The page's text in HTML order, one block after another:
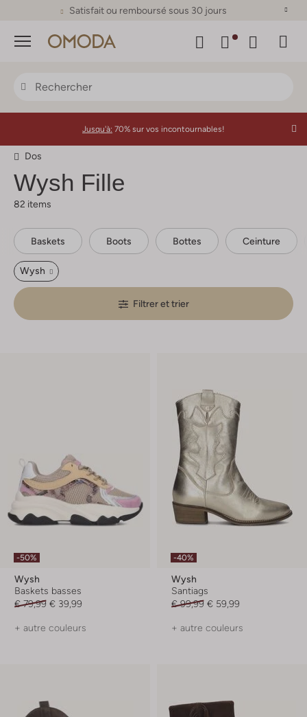
Satisfait ou remboursé sous 30 jours
Menu
Jusqu'à: 70% sur vos incontournables!
Dos
Wysh Fille
82 items
Baskets Boots Bottes Ceinture
Wysh
Filtrer et trier
-50%
Wysh
Baskets basses
€ 79,99 € 39,99
+ autre couleurs
-40%
Wysh
Santiags
€ 99,99 € 59,99
+ autre couleurs